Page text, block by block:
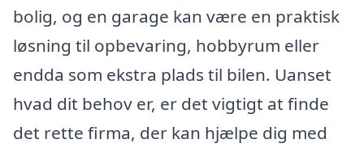
bolig, og en garage kan være en praktisk
løsning til opbevaring, hobbyrum eller
endda som ekstra plads til bilen. Uanset
hvad dit behov er, er det vigtigt at finde
det rette firma, der kan hjælpe dig med